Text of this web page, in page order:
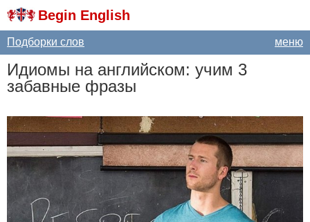
Begin English
меню
Подборки слов
Идиомы на английском: учим 3
забавные фразы